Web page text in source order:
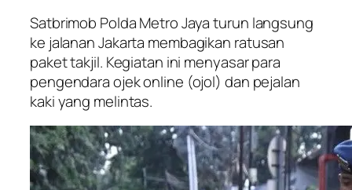
Satbrimob Polda Metro Jaya turun langsung
ke jalanan Jakarta membagikan ratusan
paket takjil. Kegiatan ini menyasar para
pengendara ojek online (ojol) dan pejalan
kaki yang melintas.